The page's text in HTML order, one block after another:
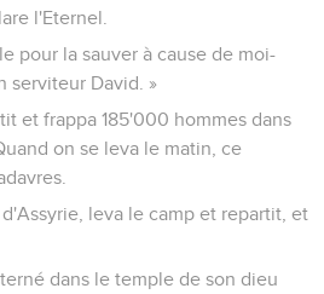
l'Eternel.
pour la sauver à cause de moi-
serviteur David. »
et frappa 185'000 hommes dans
on se leva le matin, ce
leva le camp et repartit, et
dans le temple de son dieu